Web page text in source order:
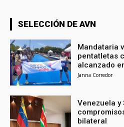
SELECCIÓN DE AVN
Mandataria
pentatletas
alcanzado
Janna Corredor
Venezuela
bilateral